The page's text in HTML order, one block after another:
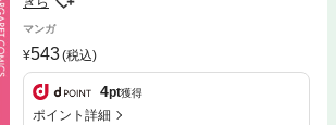
マンガ
543(税込)
4pt獲得
ポイント詳細